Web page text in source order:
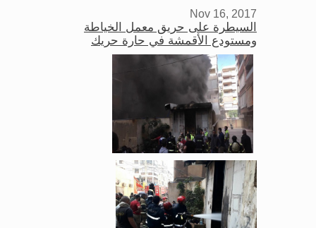
Nov 16, 2017
السيطرة على حريق معمل الخياطة
ومستودع الأقمشة في حارة حريك